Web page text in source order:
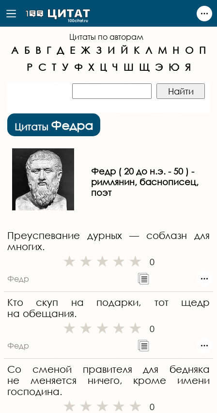
Цитаты по авторам
А Б В Г Д Е Ж З И Й К Л М Н О П
Р С Т У Ф Х Ц Ч Ш Щ Э Ю Я
Цитаты Федра
Федр ( 20 до н.э. - 50 ) -
римлянин, баснописец,
поэт
Преуспевание дурных — соблазн для
многих.
0
Федр
Кто скуп на подарки, тот щедр
на обещания.
0
Федр
Со сменой правителя для бедняка
не меняется ничего, кроме имени
господина.
0